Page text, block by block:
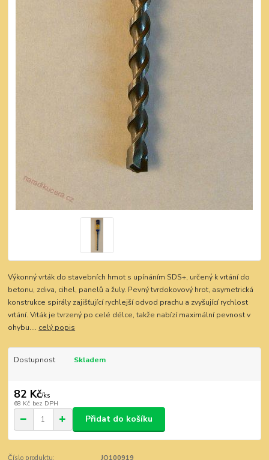
Výkonný vrták do stavebních hmot s upínáním SDS+, určený k vrtání do
betonu, zdiva, cihel, panelů a žuly. Pevný tvrdokovový hrot, asymetrická
konstrukce spirály zajišťující rychlejší odvod prachu a zvyšující rychlost
vrtání. Vrták je tvrzený po celé délce, takže nabízí maximální pevnost v
ohybu.... celý popis
Dostupnost Skladem
82 Kč/ks
68 Kč bez DPH
Přidat do košíku
Číslo produktu:
JO100919